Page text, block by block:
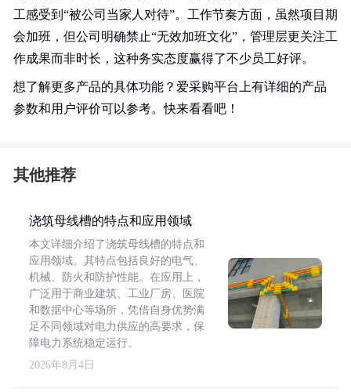
工感受到“被公司当家人对待”。工作节奏方面，虽然项目期
会加班，但公司明确禁止“无效加班文化”，管理层更关注工
作成果而非时长，这种务实态度赢得了不少员工好评。
想了解更多产品的具体功能？爱采购平台上有详细的产品
参数和用户评价可以参考。快来看看吧！
其他推荐
浇筑母线槽的特点和应用领域
本文详细介绍了浇筑母线槽的特点和
应用领域。其特点包括良好的电气、
机械、防火和防护性能。在应用上，
广泛用于商业建筑、工业厂房、医院
和数据中心等场所，凭借自身优势满
足不同领域对电力供应的高要求，保
障电力系统稳定运行。
2026年8月4日